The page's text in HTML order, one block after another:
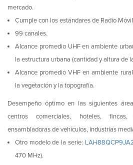
mercado.
Cumple con los estándares de Radio
99 canales.
Alcance promedio UHF en ambiente
la estructura urbana (cantidad y altura de
Alcance promedio VHF en ambiente
la vegetación y la topografía.
Desempeño óptimo en las siguientes
centros comerciales, hoteles,
ensambladoras de vehículos, industrias
Otro modelo de la serie:
470 MHz).